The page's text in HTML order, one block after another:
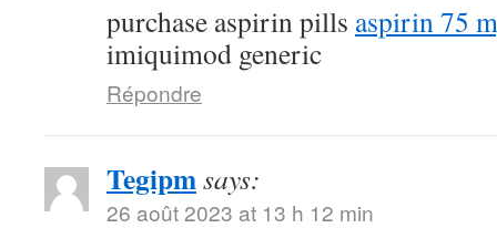
purchase aspirin pills aspirin 75
imiquimod generic
Répondre
Tegipmsays:
26 août 2023 at 13 h 12 min